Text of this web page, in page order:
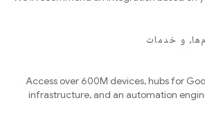
و خدمات
Access over 600M devices, hubs for
infrastructure, and an automation